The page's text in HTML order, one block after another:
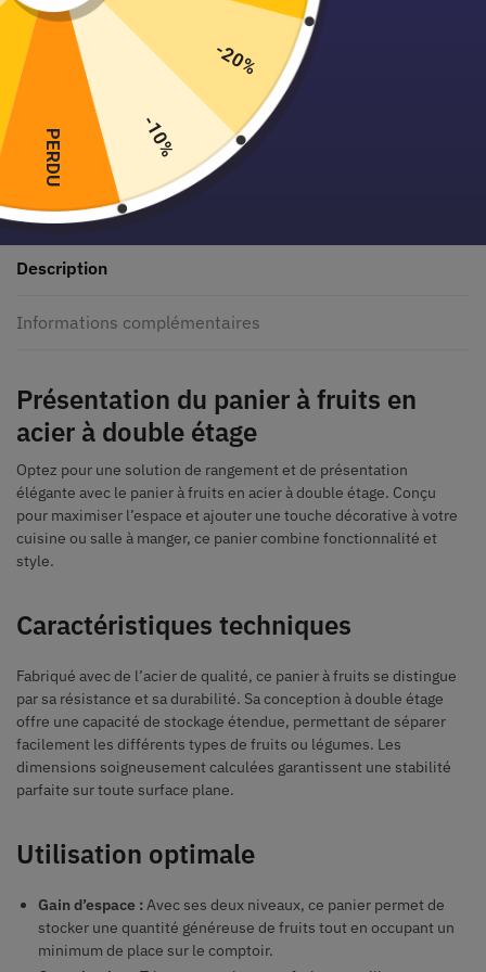
Paiement sécurisé garanti
Description
Informations complémentaires
Présentation du panier à fruits en
acier à double étage
Optez pour une solution de rangement et de présentation
élégante avec le panier à fruits en acier à double étage. Conçu
pour maximiser l’espace et ajouter une touche décorative à votre
cuisine ou salle à manger, ce panier combine fonctionnalité et
style.
Caractéristiques techniques
Fabriqué avec de l’acier de qualité, ce panier à fruits se distingue
par sa résistance et sa durabilité. Sa conception à double étage
offre une capacité de stockage étendue, permettant de séparer
facilement les différents types de fruits ou légumes. Les
dimensions soigneusement calculées garantissent une stabilité
parfaite sur toute surface plane.
Utilisation optimale
Gain d’espace :Avec ses deux niveaux, ce panier permet de
stocker une quantité généreuse de fruits tout en occupant un
minimum de place sur le comptoir.
-20%
-10%
PERDU